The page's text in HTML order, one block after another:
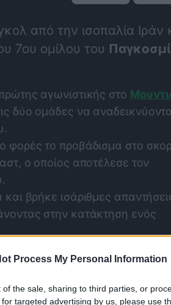
Process My Personal Information
of the sale, sharing to third parties, or
targeted advertising by us, please use
από την ισοπαλία Ιράν
7ου ομίλου του
αγωνιστικής στο
δύο ομάδες να
φορές το προβάδισμα στο
ο οποίος αποτέλεσε τον
βρήκε ισάριθμες
στην κατάκτηση ενός